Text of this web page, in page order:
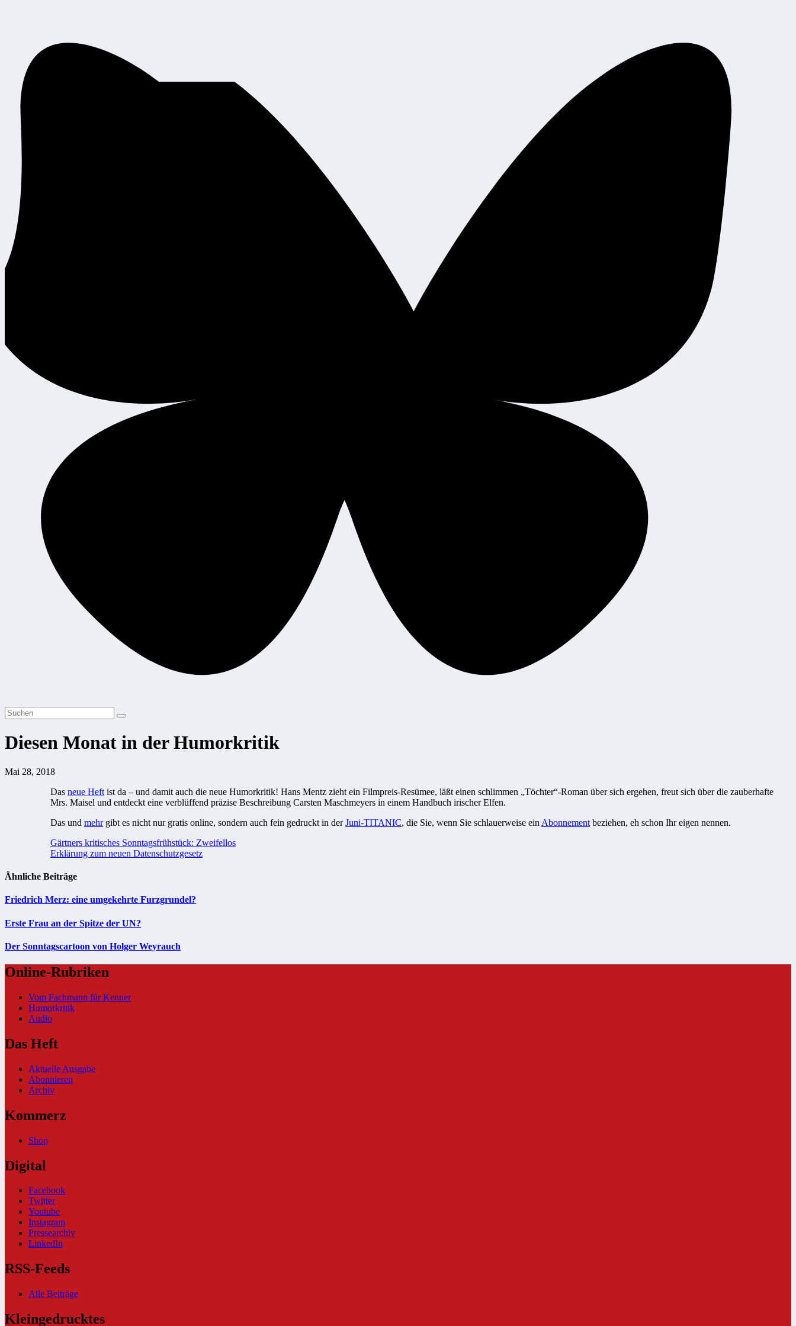
Diesen Monat in der Humorkritik
Mai 28, 2018
Das neue Heft ist da – und damit auch die neue Humorkritik! Hans Mentz zieht ein Filmpreis-Resümee, läßt einen schlimmen „Töchter“-Roman über sich ergehen, freut sich über die zauberhafte
Mrs. Maisel und entdeckt eine verblüffend präzise Beschreibung Carsten Maschmeyers in einem Handbuch irischer Elfen.
Das und mehrgibt es nicht nur gratis online, sondern auch fein gedruckt in derJuni-TITANIC, die Sie, wenn Sie schlauerweise ein Abonnement beziehen, eh schon Ihr eigen nennen.
Beitragsnavigation
Gärtners kritisches Sonntagsfrühstück: Zweifellos
Erklärung zum neuen Datenschutzgesetz
Ähnliche Beiträge
Friedrich Merz: eine umgekehrte Furzgrundel?
Erste Frau an der Spitze der UN?
Der Sonntagscartoon von Holger Weyrauch
Online-Rubriken
Vom Fachmann für Kenner
Humorkritik
Audio
Das Heft
Aktuelle Ausgabe
Abonnieren
Archiv
Kommerz
Shop
Digital
Facebook
Twitter
Youtube
Instagram
Pressearchiv
LinkedIn
RSS-Feeds
Alle Beiträge
Kleingedrucktes